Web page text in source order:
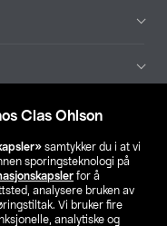
Clas Ohlson
samtykker du i at vi
sporingsteknologi på
for å
analysere bruken av
Vi bruker fire
analytiske og